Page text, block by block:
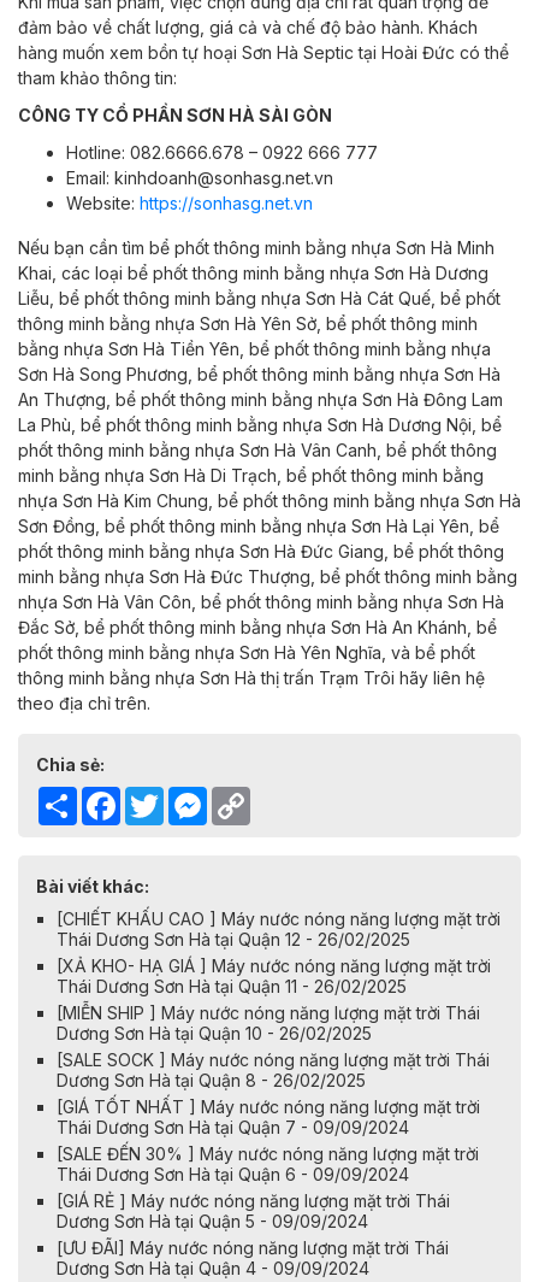
đảm bảo về chất lượng, giá cả và chế độ bảo hành. Khách
hàng muốn xem bồn tự hoại Sơn Hà Septic tại Hoài Đức có thể
tham khảo thông tin:
CÔNG TY CỔ PHẦN SƠN HÀ SÀI GÒN
Hotline: 082.6666.678 – 0922 666 777
Email: kinhdoanh@sonhasg.net.vn
Website: https://sonhasg.net.vn
Nếu bạn cần tìm bể phốt thông minh bằng nhựa Sơn Hà Minh
Khai, các loại bể phốt thông minh bằng nhựa Sơn Hà Dương
Liễu, bể phốt thông minh bằng nhựa Sơn Hà Cát Quế, bể phốt
thông minh bằng nhựa Sơn Hà Yên Sở, bể phốt thông minh
bằng nhựa Sơn Hà Tiền Yên, bể phốt thông minh bằng nhựa
Sơn Hà Song Phương, bể phốt thông minh bằng nhựa Sơn Hà
An Thượng, bể phốt thông minh bằng nhựa Sơn Hà Đông Lam
La Phù, bể phốt thông minh bằng nhựa Sơn Hà Dương Nội, bể
phốt thông minh bằng nhựa Sơn Hà Vân Canh, bể phốt thông
minh bằng nhựa Sơn Hà Di Trạch, bể phốt thông minh bằng
nhựa Sơn Hà Kim Chung, bể phốt thông minh bằng nhựa Sơn Hà
Sơn Đồng, bể phốt thông minh bằng nhựa Sơn Hà Lại Yên, bể
phốt thông minh bằng nhựa Sơn Hà Đức Giang, bể phốt thông
minh bằng nhựa Sơn Hà Đức Thượng, bể phốt thông minh bằng
nhựa Sơn Hà Vân Côn, bể phốt thông minh bằng nhựa Sơn Hà
Đắc Sở, bể phốt thông minh bằng nhựa Sơn Hà An Khánh, bể
phốt thông minh bằng nhựa Sơn Hà Yên Nghĩa, và bể phốt
thông minh bằng nhựa Sơn Hàthị trấn Trạm Trôi hãy liên hệ
theo địa chỉ trên.
Chia sẻ:
Share Facebook
TwitterMessenger
Bài viết khác:
[CHIẾT KHẤU CAO ] Máy nước nóng năng lượng mặt trời
Thái Dương Sơn Hà tại Quận 12 - 26/02/2025
[XẢ KHO- HẠ GIÁ ] Máy nước nóng năng lượng mặt trời
Thái Dương Sơn Hà tại Quận 11 - 26/02/2025
[MIỄN SHIP ] Máy nước nóng năng lượng mặt trời Thái
Dương Sơn Hà tại Quận 10 - 26/02/2025
[SALE SOCK ] Máy nước nóng năng lượng mặt trời Thái
Dương Sơn Hà tại Quận 8 - 26/02/2025
[GIÁ TỐT NHẤT ] Máy nước nóng năng lượng mặt trời
Thái Dương Sơn Hà tại Quận 7 - 09/09/2024
[SALE ĐẾN 30% ] Máy nước nóng năng lượng mặt trời
Thái Dương Sơn Hà tại Quận 6 - 09/09/2024
[GIÁ RẺ ] Máy nước nóng năng lượng mặt trời Thái
Dương Sơn Hà tại Quận 5 - 09/09/2024
[ƯU ĐÃI] Máy nước nóng năng lượng mặt trời Thái
Dương Sơn Hà tại Quận 4 - 09/09/2024